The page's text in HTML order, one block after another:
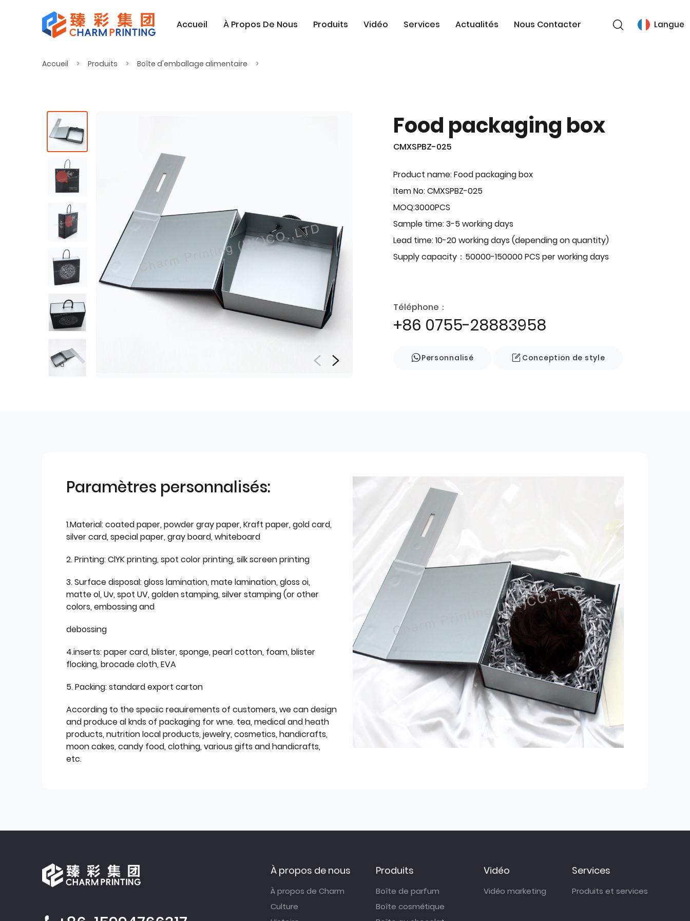
Accueil À Propos De Nous Produits Vidéo Services Actualités Nous Contacter Langue
Accueil Produits Boîte d'emballage alimentaire
Food packaging box
CMXSPBZ-025
Product name: Food packaging box
Item No: CMXSPBZ-025
MOQ:3000PCS
Sample time: 3-5 working days
Lead time: 10-20 working days (depending on quantity)
Supply capacity：50000-150000 PCS per working days
Téléphone：
+86 0755-28883958
Personnalisé Conception de style
Paramètres personnalisés:
1.Material: coated paper, powder gray paper, Kraft paper, gold card,
silver card, special paper, gray board, whiteboard
2. Printing: ClYK printing, spot color printing, silk screen printing
3. Surface disposal: gloss lamination, mate lamination, gloss oi,
matte ol, Uv, spot UV, golden stamping, silver stamping (or other
colors, embossing and
debossing
4.inserts: paper card, blister, sponge, pearl cotton, foam, blister
flocking, brocade cloth, EVA
5. Packing: standard export carton
According to the speciic reauirements of customers, we can design
and produce al knds of packaging for wne. tea, medical and heath
products, nutrition local products, jewelry, cosmetics, handicrafts,
moon cakes, candy food, clothing, various gifts and handicrafts,
etc.
À propos de nous
À propos de Charm
Culture
Produits
Boîte de parfum
Boîte cosmétique
Vidéo
Vidéo marketing
Services
Produits et services